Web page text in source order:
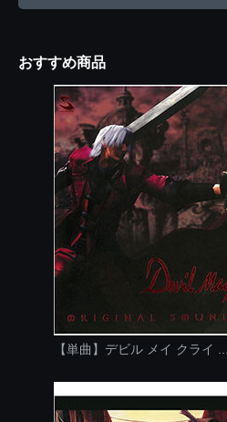
おすすめ商品
【単曲】デビル メイ クライ ....